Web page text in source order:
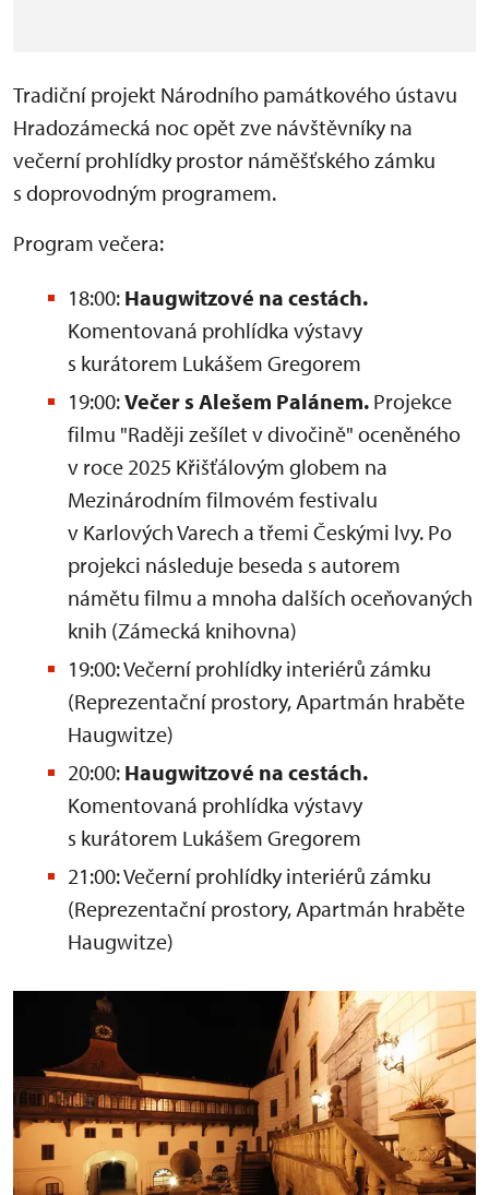
Tradiční projekt Národního památkového ústavu
Hradozámecká noc opět zve návštěvníky na
večerní prohlídky prostor náměšťského zámku
s doprovodným programem.
Program večera:
18:00: Haugwitzové na cestách.
Komentovaná prohlídka výstavy
s kurátorem Lukášem Gregorem
19:00:Večer s Alešem Palánem. Projekce
filmu "Raději zešílet v divočině" oceněného
v roce 2025 Křišťálovým globem na
Mezinárodním filmovém festivalu
v Karlových Varech a třemi Českými lvy. Po
projekci následuje beseda s autorem
námětu filmu a mnoha dalších oceňovaných
knih (Zámecká knihovna)
19:00: Večerní prohlídky interiérů zámku
(Reprezentační prostory, Apartmán hraběte
Haugwitze)
20:00: Haugwitzové na cestách.
Komentovaná prohlídka výstavy
s kurátorem Lukášem Gregorem
21:00: Večerní prohlídky interiérů zámku
(Reprezentační prostory, Apartmán hraběte
Haugwitze)